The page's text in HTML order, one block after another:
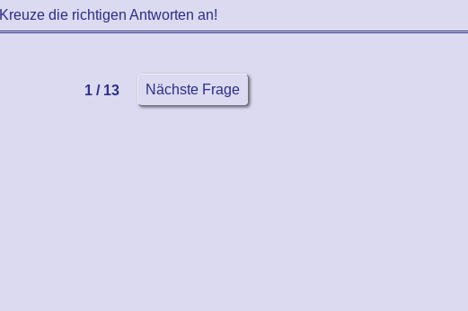
Kreuze die richtigen Antworten an!
1 / 13 Nächste Frage